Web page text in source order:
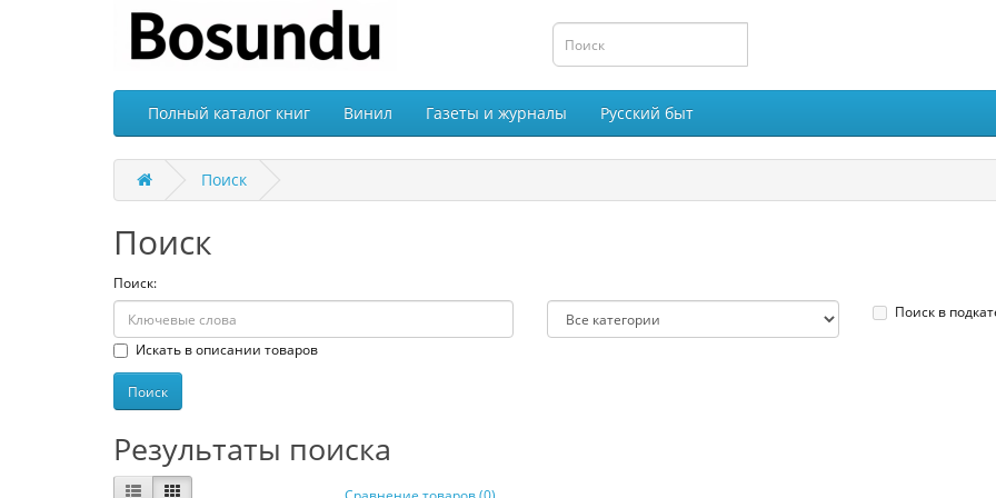
Полный каталог книг Винил Газеты и журналы Русский быт
Поиск
Поиск
Поиск:
Поиск в
Искать в описании товаров
Результаты поиска